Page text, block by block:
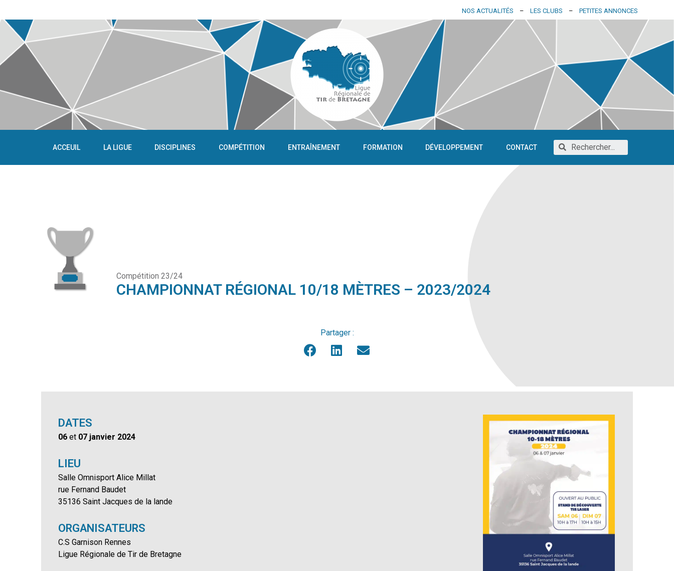
NOS ACTUALITÉS – LES CLUBS – PETITES ANNONCES
ACCEUIL LA LIGUE DISCIPLINES COMPÉTITION ENTRAÎNEMENT FORMATION DÉVELOPPEMENT CONTACT
Compétition 23/24
CHAMPIONNAT RÉGIONAL 10/18 MÈTRES – 2023/2024
Partager :
DATES
06et 07 janvier 2024
LIEU
Salle Omnisport Alice Millat
rue Fernand Baudet
35136 Saint Jacques de la lande
ORGANISATEURS
C.S Garnison Rennes
Ligue Régionale de Tir de Bretagne